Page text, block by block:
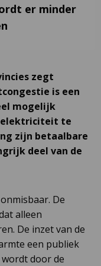
er minder
zegt
is een
mogelijk
elektriciteit te
zijn betaalbare
deel van de
De
alleen
De inzet van de
een publiek
door de